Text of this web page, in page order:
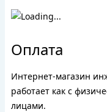
Оплата
Интернет-магазин
работает как с
лицами.